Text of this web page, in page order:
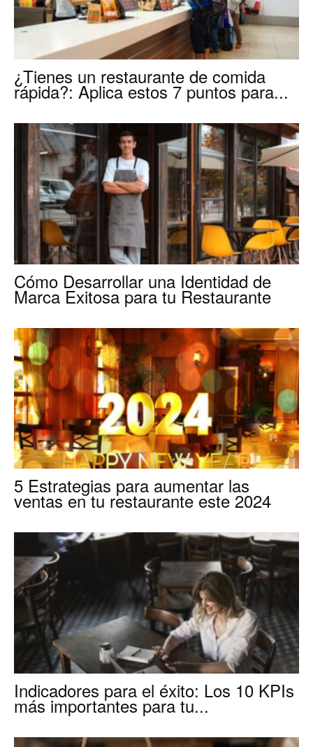
¿Tienes un restaurante de comida
rápida?: Aplica estos 7 puntos para...
Cómo Desarrollar una Identidad de
Marca Exitosa para tu Restaurante
5 Estrategias para aumentar las
ventas en tu restaurante este 2024
Indicadores para el éxito: Los 10 KPIs
más importantes para tu...